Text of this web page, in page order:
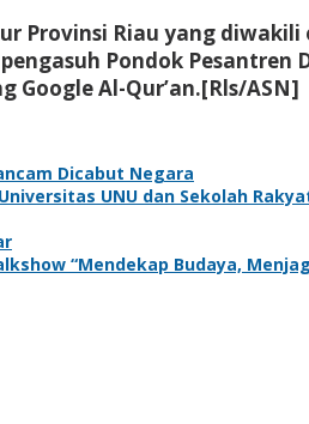
Provinsi Riau yang
Pondok
Google Al-Qur’an.[Rls/ASN]
Dicabut Negara
UNU dan Sekolah
“Mendekap Budaya,